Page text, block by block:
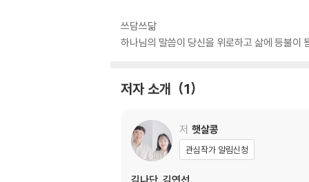
쓰담쓰닮
하나님의 말씀이 당신을 위로하고 삶에 등불이
저자 소개 1
저 햇살콩
관심작가 알림신청